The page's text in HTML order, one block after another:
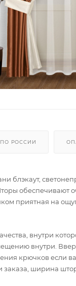
РОССИИ
блэкаут,
обеспечивают
приятная на
внутри
внутри.
крючков если
ширина